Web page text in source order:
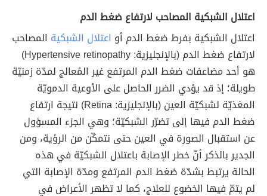
اعتلال الشبكية المصاحب لارتفاع ضغط الدم
اعتلال الشبكية بفرط ضغط الدم أو اعتلال الشبكية المصاحب
لارتفاع ضغط الدم (بالإنجليزية: Hypertensive retinopathy)
هو أحد مضاعفات ضغط الدم المرتفع غير المُعالج لمدّة زمنيّة
طويلة؛ إذ قد يؤدي الضرر الحاصل على الأوعية الدمويّة
المغذيّة لشبكيّة العين (بالإنجليزية: Retina) نتيجة ارتفاع
ضغط الدم فيها إلى تضرّر الشبكيّة؛ وهي الجزء المسؤول
عن استقبال الصورة في العين حتى نتمكّن من الرؤية، ومن
الجدير بالذكر أنّ خطر الإصابة باعتلال الشبكيّة في هذه
الحالة يرتبط بشدّة ضغط الدم المرتفع ومدّة الإصابة التي
لم يتمّ فيها الخضوع للعلاج، كما لا تظهر الأعراض في